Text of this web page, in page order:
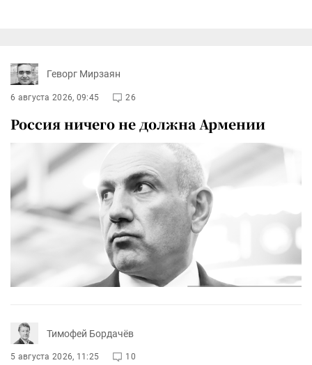
Геворг Мирзаян
6 августа 2026, 09:45 26
Россия ничего не должна Армении
Тимофей Бордачёв
5 августа 2026, 11:25 10